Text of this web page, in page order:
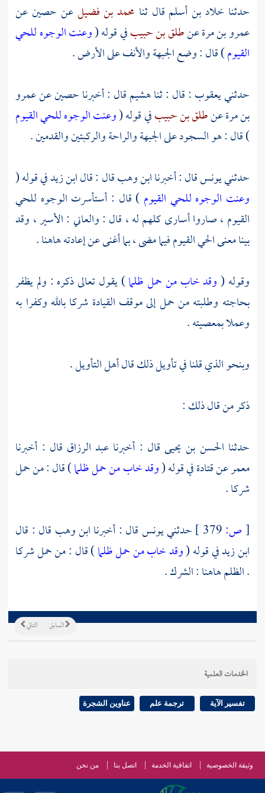
حدثنا خلاد بن أسلم قال ثنا محمد بن فضيلعن حصينعن
عمرو بن مرةعنطلق بن حبيبفي قوله (وعنت الوجوه للحي
القيوم) قال : وضع الجبهة والأنف على الأرض .
حدثنييعقوب : قال : ثناهشيمقال : أخبرناحصينعنعمرو
بن مرةعنطلق بن حبيبفي قوله (وعنت الوجوه للحي القيوم
) قال : هو السجود على الجبهة والراحة والركبتين والقدمين .
حدثنييونسقال : أخبرناابن وهبقال : قالابن زيدفي قوله (
وعنت الوجوه للحي القيوم ) قال : أستأسرت الوجوه للحي
القيوم ، صاروا أسارى كلهم له ، قال : والعاني : الأسير ، وقد
بينا معنى الحي القيوم فيما مضى ، بما أغنى عن إعادته هاهنا .
وقوله (وقد خاب من حمل ظلما) يقول تعالى ذكره : ولم يظفر
بحاجته وطلبته من حمل إلى موقف القيادة شركا بالله وكفرا به
وعملا بمعصيته .
وبنحو الذي قلنا في تأويل ذلك قال أهل التأويل .
ذكر من قال ذلك :
حدثنا الحسن بن يحيى قال : أخبرنا عبد الرزاق قال : أخبرنا
معمرعنقتادةفي قوله (وقد خاب من حمل ظلما) قال : من حمل
شركا .
[ص: حدثنييونسقال : أخبرناابن وهب قال : قال
ابن زيدفي قوله (وقد خاب من حمل ظلما) قال : من حمل شركا
. الظلم هاهنا : الشرك .
التالي السابق
الخدمات العلمية
تفسير الآية ترجمة علم عناوين الشجرة
وثيقة الخصوصية اتفاقية الخدمة اتصل بنا من نحن